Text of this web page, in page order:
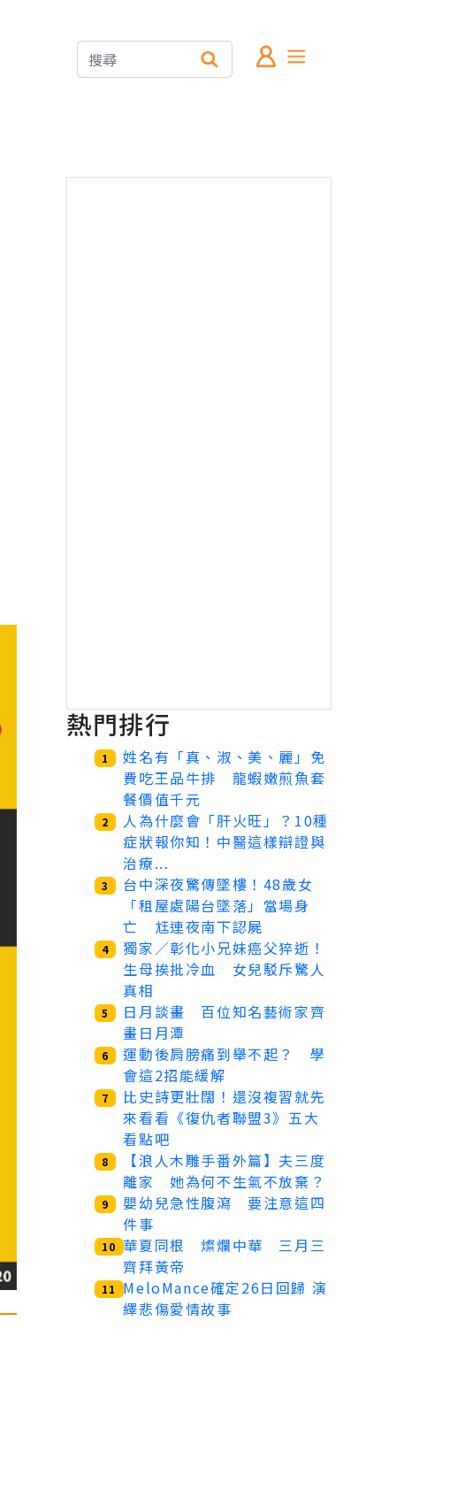
熱門排行
1
姓名有「真、淑、美、麗」免
費吃王品牛排 龍蝦嫩煎魚套
餐價值千元
2
人為什麼會「肝火旺」？10種
症狀報你知！中醫這樣辯證與
治療...
3
台中深夜驚傳墜樓！48歲女
「租屋處陽台墜落」當場身
亡 尪連夜南下認屍
4
獨家／彰化小兄妹癌父猝逝！
生母挨批冷血 女兒駁斥驚人
真相
5
日月談畫 百位知名藝術家齊
畫日月潭
6
運動後肩膀痛到舉不起？ 學
會這2招能緩解
7
比史詩更壯闊！還沒複習就先
來看看《復仇者聯盟3》五大
看點吧
8
【浪人木雕手番外篇】夫三度
離家 她為何不生氣不放棄？
9
嬰幼兒急性腹瀉 要注意這四
件事
10 華夏同根 燦爛中華 三月三
齊拜黃帝
11
MeloMance確定26日回歸 演
繹悲傷愛情故事